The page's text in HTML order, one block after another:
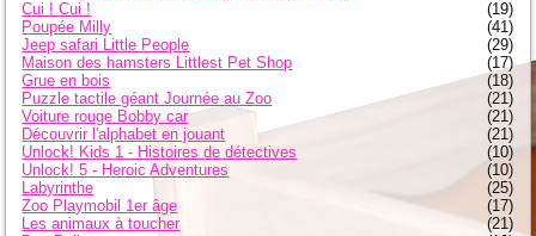
Cui ! Cui !
(19)
Poupée Milly
(41)
Jeep safari Little People
(29)
Maison des hamsters Littlest Pet Shop
(17)
Grue en bois
(18)
Puzzle tactile géant Journée au Zoo
(21)
Voiture rouge Bobby car
(21)
Découvrir l'alphabet en jouant
(21)
Unlock! Kids 1 - Histoires de détectives
(10)
Unlock! 5 - Heroic Adventures
(10)
Labyrinthe
(25)
Zoo Playmobil 1er âge
(17)
Les animaux à toucher
(21)